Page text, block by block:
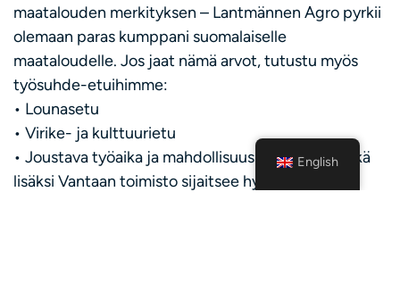
maatalouden merkityksen – Lantmännen Agro pyrkii
olemaan paras kumppani suomalaiselle
maataloudelle. Jos jaat nämä arvot, tutustu myös
työsuhde-etuihimme:
• Lounasetu
• Virike- ja kulttuurietu
• Joustava työaika ja mahdollisuus etätöihin, minkä
lisäksi Vantaan toimisto sijaitsee hyvien
English